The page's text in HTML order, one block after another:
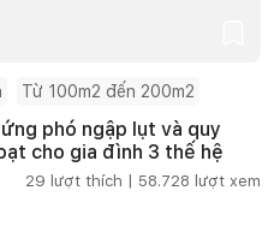
Từ 100m2 đến 200m2
phó ngập lụt và quy
cho gia đình 3 thế hệ
29 lượt thích | 58.728 lượt xem